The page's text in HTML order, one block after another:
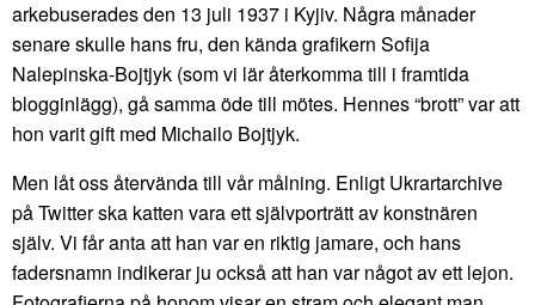
arkebuserades den 13 juli 1937 i Kyjiv. Några månader
senare skulle hans fru, den kända grafikern Sofija
Nalepinska-Bojtjyk (som vi lär återkomma till i framtida
blogginlägg), gå samma öde till mötes. Hennes “brott” var att
hon varit gift med Michailo Bojtjyk.
Men låt oss återvända till vår målning. Enligt Ukrartarchive
på Twitter ska katten vara ett självporträtt av konstnären
själv. Vi får anta att han var en riktig jamare, och hans
fadersnamn indikerar ju också att han var något av ett lejon.